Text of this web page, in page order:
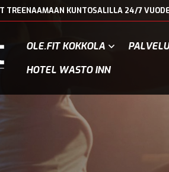
TREENAAMAAN KUNTOSALILLA 24/7
OLE.FIT KOKKOLA
HOTEL WASTO INN